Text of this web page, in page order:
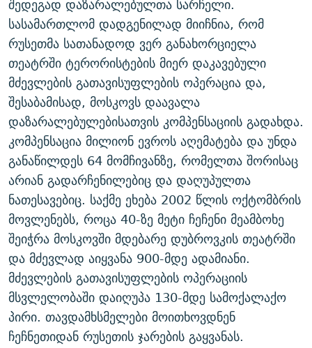
ᲛᲝᲚᲐᲞᲐᲠᲐᲙᲔ ᲢᲔᲥᲡᲢᲔᲑᲘ
ᲨᲘᲜ - ᲣᲪᲮᲝᲔᲗᲨᲘ
ᲚᲘᲢᲔᲠᲐᲢᲣᲠᲣᲚᲘ ᲬᲐᲮᲜᲐᲒᲔᲑᲘ
ᲐᲛᲔᲠᲘᲙᲣᲚᲘ ᲛᲝᲗᲮᲠᲝᲑᲐ
ᲘᲛᲞᲔᲠᲘᲐ ᲓᲐ ᲠᲐᲓᲘᲝ
ᲩᲔᲛᲘ ᲡᲘᲙᲕᲓᲘᲚᲘᲡ ᲛᲘᲖᲔᲖᲘᲐ COVID-19
11 ᲬᲔᲚᲘ - 11 ᲐᲛᲑᲐᲕᲘ
ᲡᲐᲞᲐᲠᲚᲐᲛᲔᲜᲢᲝ ᲐᲠᲩᲔᲕᲜᲔᲑᲘᲡ ᲘᲡᲢᲝᲠᲘᲐ
ᲑᲐᲕᲨᲕᲔᲑᲘ ᲞᲠᲝᲡᲢᲘᲢᲣᲪᲘᲐᲨᲘ - ᲐᲛᲝᲣᲗᲥᲛᲔᲚᲘ ᲐᲛᲑᲐᲕᲘ
5 ᲐᲛᲑᲐᲕᲘ - 20 ᲘᲕᲜᲘᲡᲡ ᲓᲐᲨᲐᲕᲔᲑᲣᲚᲔᲑᲘ
ᲐᲒᲕᲘᲡᲢᲝᲡ ᲝᲛᲘ
ПРИВЕТ ᲙᲣᲚᲢᲣᲠᲐ
ᲒᲐᲛᲝᲘᲬᲔᲠᲔ
რთე/რთ-ის ყველა საიტი
შედეგად დაზარალებულთა სარჩელი.
სასამართლომ დადგენილად მიიჩნია, რომ
რუსეთმა სათანადოდ ვერ განახორციელა
თეატრში ტერორისტების მიერ დაკავებული
მძევლების გათავისუფლების ოპერაცია და,
შესაბამისად, მოსკოვს დაავალა
დაზარალებულებისათვის კომპენსაციის გადახდა.
კომპენსაცია მილიონ ევროს აღემატება და უნდა
განაწილდეს 64 მომჩივანზე, რომელთა შორისაც
არიან გადარჩენილებიც და დაღუპულთა
ნათესავებიც. საქმე ეხება 2002 წლის ოქტომბრის
მოვლენებს, როცა 40-ზე მეტი ჩეჩენი მეამბოხე
შეიჭრა მოსკოვში მდებარე დუბროვკის თეატრში
და მძევლად აიყვანა 900-მდე ადამიანი.
მძევლების გათავისუფლების ოპერაციის
მსვლელობაში დაიღუპა 130-მდე სამოქალაქო
პირი. თავდამხსმელები მოითხოვდნენ
ჩეჩნეთიდან რუსეთის ჯარების გაყვანას.